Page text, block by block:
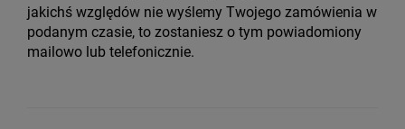
jakichś względów nie wyślemy Twojego zamówienia w
podanym czasie, to zostaniesz o tym powiadomiony
mailowo lub telefonicznie.